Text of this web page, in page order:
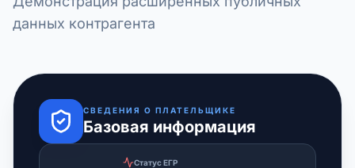
данных контрагента
СВЕДЕНИЯ О ПЛАТЕЛЬЩИКЕ
Базовая информация
Статус ЕГР